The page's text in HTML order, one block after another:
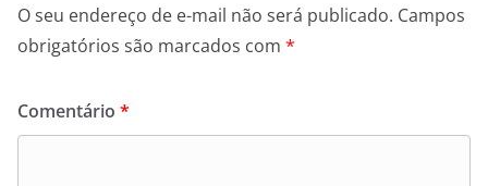
O seu endereço de e-mail não será publicado. Campos
obrigatórios são marcados com *
Comentário *